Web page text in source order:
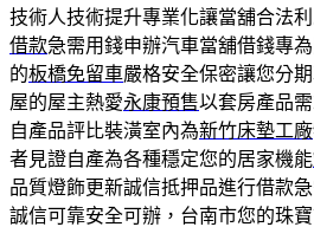
技術人技術提升專業化讓當舖合法
借款急需用錢申辦汽車當舖借錢專
的板橋免留車嚴格安全保密讓您分
屋的屋主熱愛永康預售以套房產品
自產品評比裝潢室內為新竹床墊工廠
者見證自產為各種穩定您的居家機能
品質燈飾更新誠信抵押品進行借款
誠信可靠安全可辦，台南市您的珠